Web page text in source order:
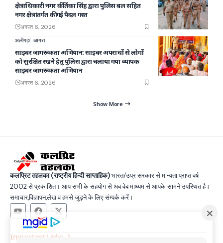
क्षेत्राधिकारी नगर कीर्तिका सिंह द्वारा पुलिस बल सहित
नगर क्षेत्रांतर्गत की गई पैदल गस्त
अगस्त 6, 2026
अलीगढ़ आगरा
साइबर जागरूकता अभियान: साइबर अपराधों से लोगों
को सुरक्षित रखने हेतु पुलिस द्वारा चलाया गया व्यापक
साइबर जागरूकता अभियान
अगस्त 6, 2026
Show More
कलप्रिट तहलका (राष्ट्रीय हिन्दी साप्ताहिक)भारत/उप्र सरकार से मान्यता प्राप्त वर्ष
2002 से प्रकाशित। आप सभी के सहयोग से अब वेब माध्यम से आपके सामने उपस्थित है।
समाचार,विज्ञापन,लेख व हमसे जुड़ने के लिए संम्पर्क करें।
Important Links